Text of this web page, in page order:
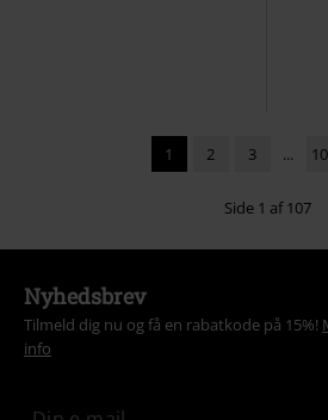
1 2 3 ...
Side 1 af 107
Nyhedsbrev
Tilmeld dig nu og få en rabatkode på 15%!
info